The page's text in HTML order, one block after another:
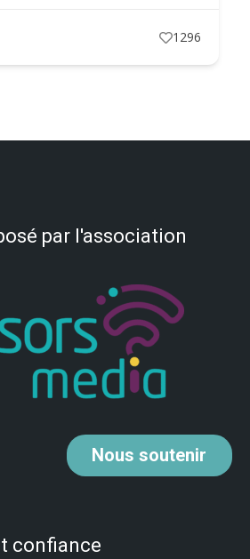
1296
par l'association
Noussoutenir
confiance